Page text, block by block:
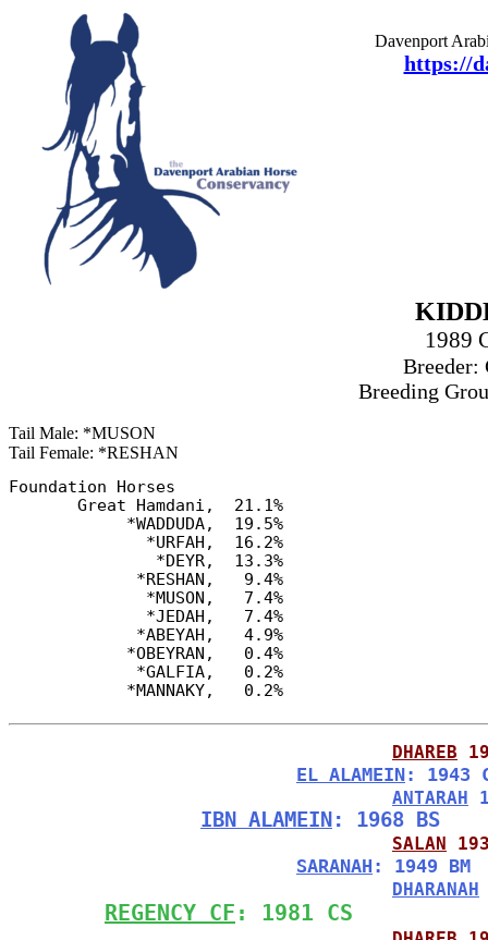
Davenport
https://
1989
Breeder:
Breeding
Tail Male: *MUSON
Tail Female: *RESHAN
Foundation Horses
       Great Hamdani,  21.1%
            *WADDUDA,  19.5%
              *URFAH,  16.2%
               *DEYR,  13.3%
             *RESHAN,   9.4%
              *MUSON,   7.4%
              *JEDAH,   7.4%
             *ABEYAH,   4.9%
            *OBEYRAN,   0.4%
             *GALFIA,   0.2%
DHAREB
EL ALAMEIN: 1943
ANTARAH
IBN ALAMEIN: 1968 BS
SALAN
SARANAH : 1949 BM
DHARANAH
REGENCY CF : 1981 CS